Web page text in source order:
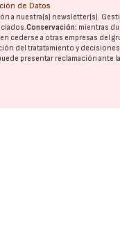
de Datos
a nuestra(s) newsletter(s).
Conservación: mientras
cederse a otras empresas del
del tratatamiento y decisiones
presentar reclamación ante